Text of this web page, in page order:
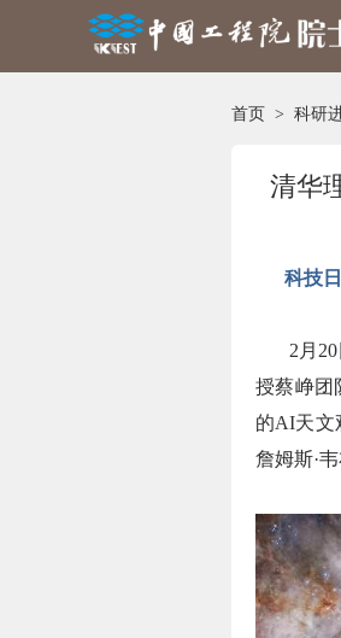
首页 > 科研
清华
科技日
2月
授蔡峥团
的AI天文
詹姆斯·